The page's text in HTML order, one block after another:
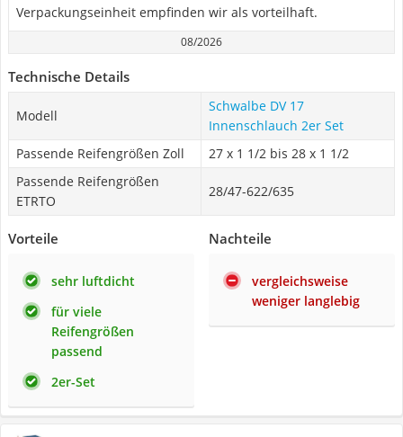
Verpackungseinheit empfinden wir als vorteilhaft.
08/2026
Technische Details
Modell
Schwalbe DV 17
Innenschlauch 2er Set
Passende Reifengrößen Zoll
27 x 1 1/2 bis 28 x 1 1/2
Passende Reifengrößen
ETRTO
28/47-622/635
Vorteile
sehr luftdicht
für viele
Reifengrößen
passend
2er-Set
Nachteile
vergleichsweise
weniger langlebig